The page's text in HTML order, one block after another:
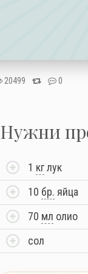
20499 0
Нужни
1 кглук
10 бр. яйца
70 мл олио
сол